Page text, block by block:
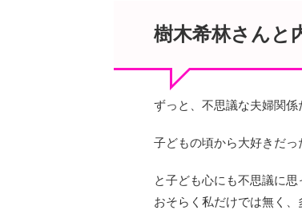
樹木希林さんと
ずっと、不思議な夫婦関係
子どもの頃から大好きだ
と子ども心にも不思議に思
おそらく私だけでは無く、